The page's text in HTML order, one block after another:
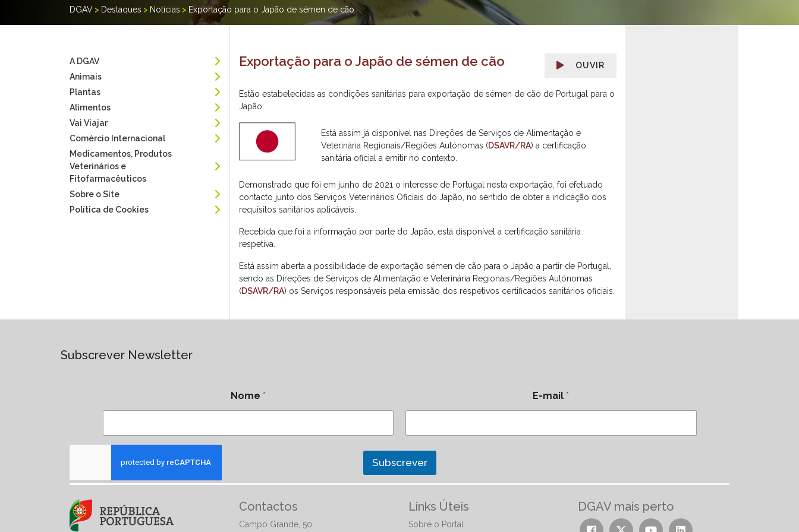
DGAV > Destaques > Notícias > Exportação para o Japão de sémen de cão
A DGAV
Animais
Plantas
Alimentos
Vai Viajar
Comércio Internacional
Medicamentos, Produtos
Veterinários e
Fitofarmacêuticos
Sobre o Site
Política de Cookies
OUVIR
Exportação para o Japão de sémen de cão
Estão estabelecidas as condições sanitárias para exportação de sémen de cão de Portugal para o
Japão.
Está assim já disponível nas Direções de Serviços de Alimentação e
Veterinária Regionais/Regiões Autónomas (DSAVR/RA) a certificação
sanitária oficial a emitir no contexto.
Demonstrado que foi em junho de 2021 o interesse de Portugal nesta exportação, foi efetuado
contacto junto dos Serviços Veterinários Oficiais do Japão, no sentido de obter a indicação dos
requisitos sanitários aplicáveis.
Recebida que foi a informação por parte do Japão, está disponível a certificação sanitária
respetiva.
Está assim aberta a possibilidade de exportação sémen de cão para o Japão a partir de Portugal,
sendo as Direções de Serviços de Alimentação e Veterinária Regionais/Regiões Autónomas
(DSAVR/RA) os Serviços responsáveis pela emissão dos respetivos certificados sanitários oficiais.
Subscrever Newsletter
Nome * E-mail*
Subscrever
Contactos
Campo Grande, 50
Links Úteis
Sobre o Portal
DGAV mais perto